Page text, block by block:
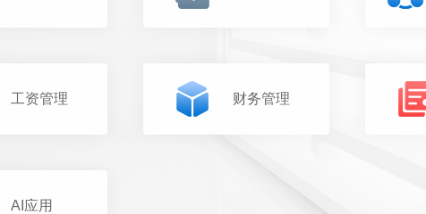
工资管理 财务管理
AI应用